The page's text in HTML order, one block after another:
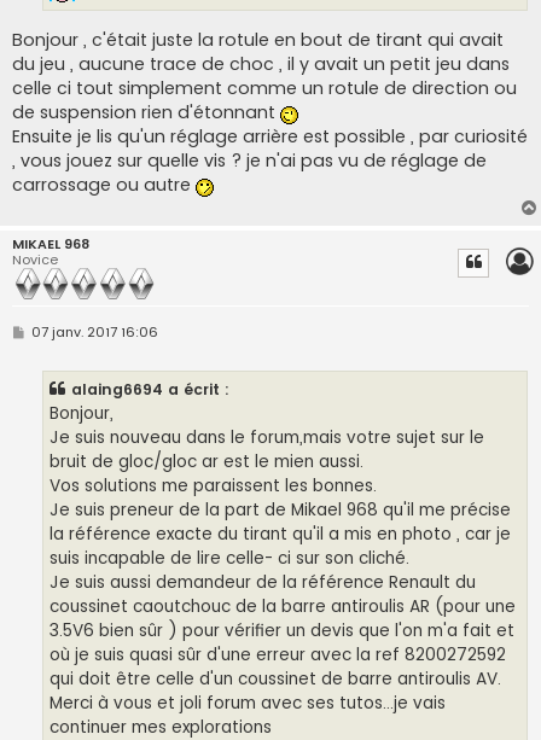
Bonjour , c'était juste la rotule en bout de tirant qui avait
du jeu , aucune trace de choc , il y avait un petit jeu dans
celle ci tout simplement comme un rotule de direction ou
de suspension rien d'étonnant
Ensuite je lis qu'un réglage arrière est possible , par curiosité
, vous jouez sur quelle vis ? je n'ai pas vu de réglage de
carrossage ou autre
MIKAEL 968
Novice
M
07 janv. 2017 16:06
alaing6694 a écrit :
Bonjour,
Je suis nouveau dans le forum,mais votre sujet sur le
bruit de gloc/gloc ar est le mien aussi.
Vos solutions me paraissent les bonnes.
Je suis preneur de la part de Mikael 968 qu'il me précise
la référence exacte du tirant qu'il a mis en photo , car je
suis incapable de lire celle- ci sur son cliché.
Je suis aussi demandeur de la référence Renault du
coussinet caoutchouc de la barre antiroulis AR (pour une
3.5V6 bien sûr ) pour vérifier un devis que l'on m'a fait et
où je suis quasi sûr d'une erreur avec la ref 8200272592
qui doit être celle d'un coussinet de barre antiroulis AV.
Merci à vous et joli forum avec ses tutos...je vais
continuer mes explorations